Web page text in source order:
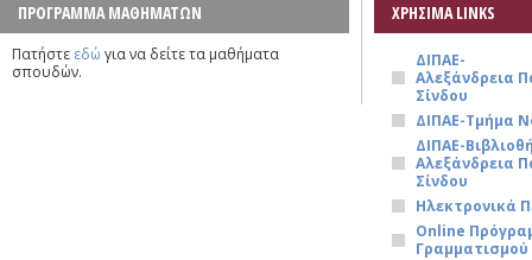
ΠΡΟΓΡΑΜΜΑ ΜΑΘΗΜΑΤΩΝ
Πατήστε εδώ για να δείτε τα μαθήματα
σπουδών.
ΧΡΗΣΙΜΑ LINKS
ΔΙΠΑΕ-
Αλεξάνδρεια
Σίνδου
ΔΙΠΑΕ-Τμήμα
ΔΙΠΑΕ-
Αλεξάνδρεια
Σίνδου
Ηλεκτρονικά
Online